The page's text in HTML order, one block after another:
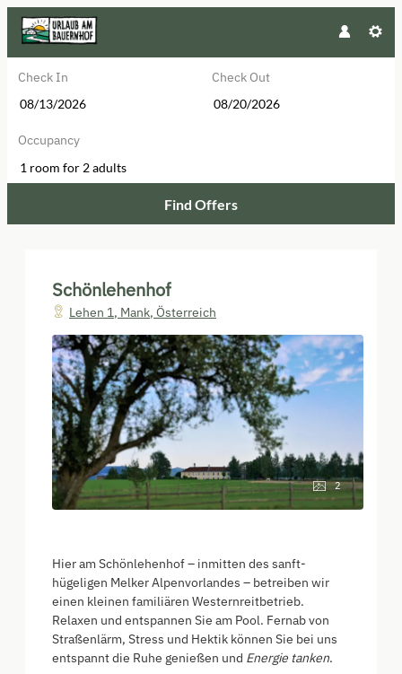
Check In Check Out
Occupancy
1 room for 2 adults
Find Offers
Schönlehenhof
Lehen 1, Mank, Österreich
2
Hier am Schönlehenhof– inmitten des sanft-
hügeligen Melker Alpenvorlandes – betreiben wir
einen kleinen familiären Westernreitbetrieb.
Relaxen und entspannen Sie am Pool. Fernab von
Straßenlärm, Stress und Hektik können Sie bei uns
entspannt die Ruhe genießen und Energie tanken.